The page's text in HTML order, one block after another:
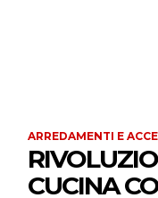
ARREDAMENTI E
CUCINA